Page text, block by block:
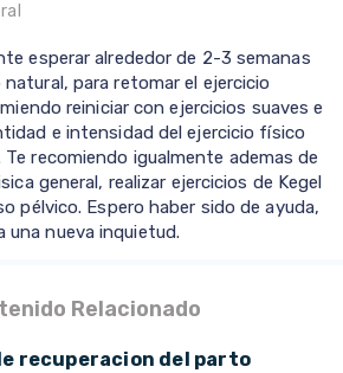
esperar alrededor de 2-3 semanas
para retomar el ejercicio
reiniciar con ejercicios suaves e
e intensidad del ejercicio físico
recomiendo igualmente ademas de
general, realizar ejercicios de Kegel
pélvico. Espero haber sido de ayuda,
nueva inquietud.
Relacionado
recuperacion del parto